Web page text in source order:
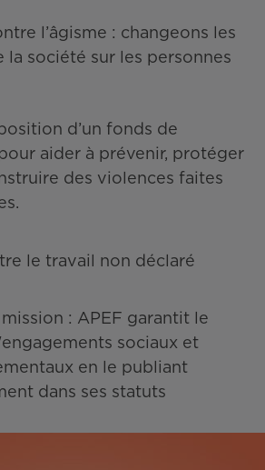
l’âgisme : changeons les
la société sur les personnes
d’un fonds de
aider à prévenir, protéger
des violences faites
le travail non déclaré
: APEF garantit le
sociaux et
en le publiant
dans ses statuts